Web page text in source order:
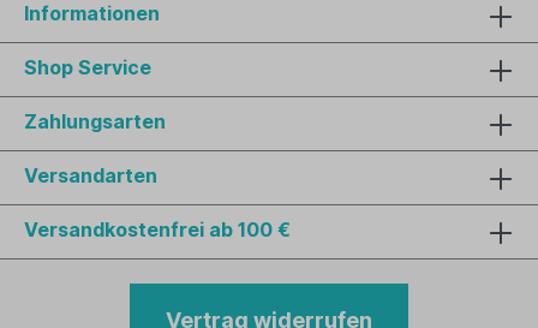
Informationen
Shop Service
Zahlungsarten
Versandarten
Versandkostenfrei ab 100 €
Vertrag widerrufen